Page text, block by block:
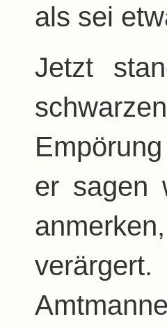
als sei
Jetzt
er sagen